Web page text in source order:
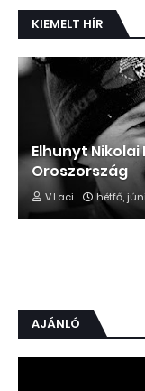
KIEMELT HÍR
Elhunyt
Oroszország
V.Laci hétfő,
AJÁNLÓ